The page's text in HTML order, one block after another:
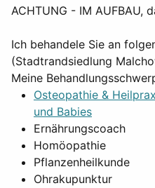
ACHTUNG - IM AUFBAU,
Ich behandele Sie an
(Stadtrandsiedlung
Meine
Osteopathie &
und Babies
Ernährungscoach
Homöopathie
Pflanzenheilkunde
Ohrakupunktur